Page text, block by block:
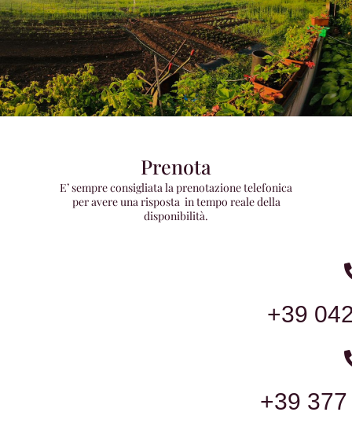
Prenota
E’ sempre consigliata la prenotazione telefonica
per avere una risposta in tempo reale della
disponibilità.
+39
+39